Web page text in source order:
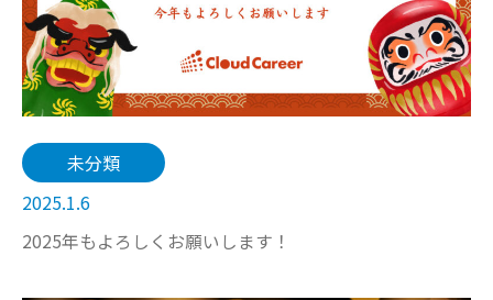
未分類
2025.1.6
2025年もよろしくお願いします！